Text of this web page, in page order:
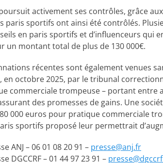
poursuit activement ses contrôles, grâce
paris sportifs ont ainsi été contrôlés.
en paris sportifs et d’influenceurs
un montant total de plus de 130 000€.
récentes sont également venues
en octobre 2025, par le tribunal
commerciale trompeuse – portant entre
des promesses de gains. Une
000 euros pour pratique commerciale
sportifs proposé leur permettrait
ANJ – 06 01 08 20 91 – presse@anj.fr
DGCCRF – 01 44 97 23 91 –